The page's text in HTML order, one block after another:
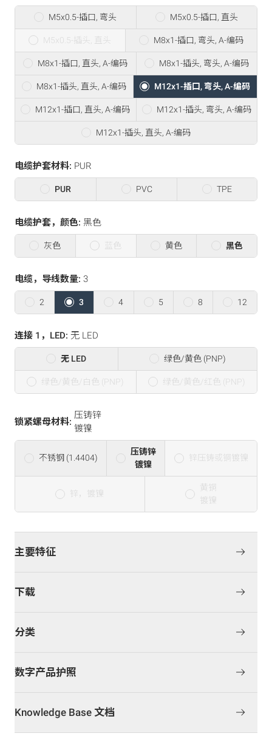
M5x0.5-插口, 弯头 M5x0.5-插口, 直头
M5x0.5-插头, 直头 M8x1-插口, 弯头, A-编码
M8x1-插口, 直头, A-编码 M8x1-插头, 弯头, A-编码
M8x1-插头, 直头, A-编码 M12x1-插口, 弯头, A-编码
M12x1-插口, 直头, A-编码 M12x1-插头, 弯头, A-编码
M12x1-插头, 直头, A-编码
电缆护套材料: PUR
PUR PVC TPE
电缆护套，颜色: 黑色
灰色 蓝色 黄色 黑色
电缆，导线数量: 3
2 3 4 5 8 12
连接 1，LED: 无 LED
无 LED 绿色/黄色 (PNP)
绿色/黄色/白色 (PNP) 绿色/黄色/红色 (PNP)
锁紧螺母材料:
压铸锌
镀镍
不锈钢 (1.4404)
压铸锌
镀镍
锌压铸或铜镀镍
锌，镀镍
黄铜
镀镍
主要特征
下载
分类
数字产品护照
Knowledge Base 文档